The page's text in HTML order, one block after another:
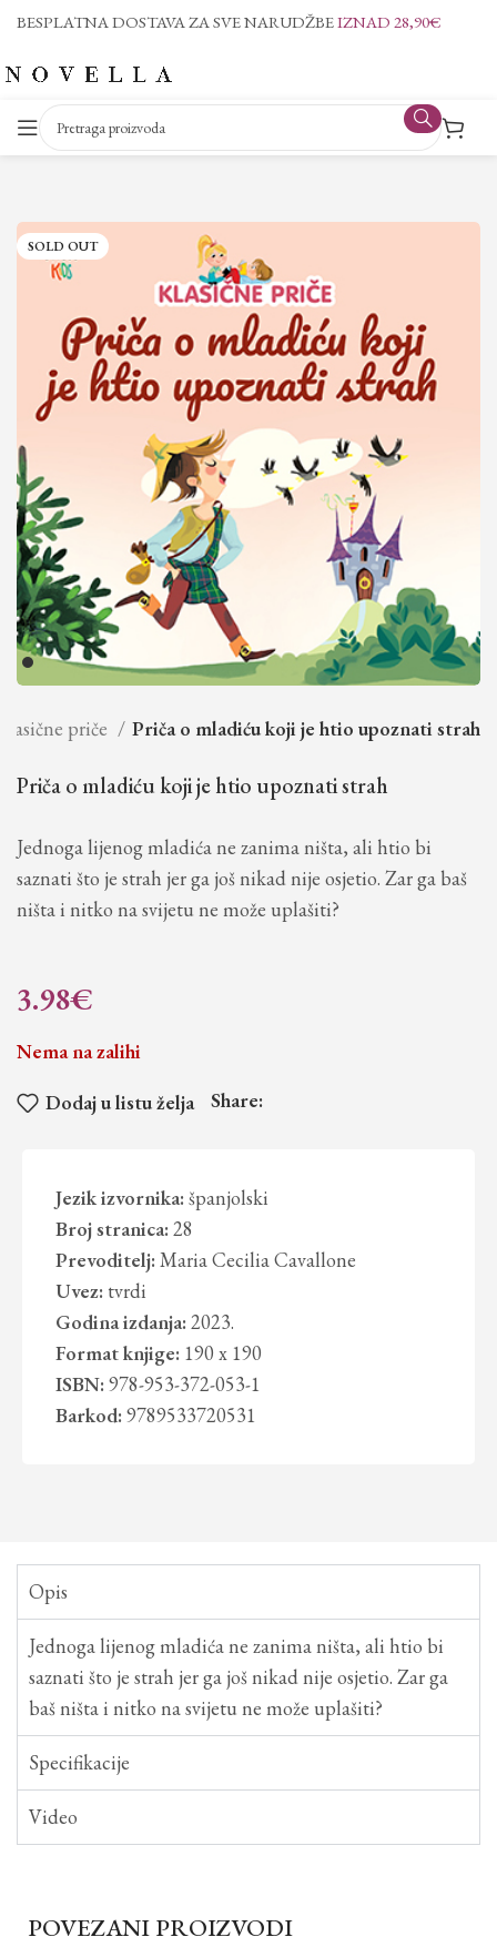
BESPLATNA DOSTAVA ZA SVE NARUDŽBEIZNAD 28,90€
SOLD OUT
priče Priča o mladiću koji je htio upoznati strah
Priča o mladiću koji je htio upoznati strah
Jednoga lijenog mladića ne zanima ništa, ali htio bi
saznati što je strah jer ga još nikad nije osjetio. Zar ga baš
ništa i nitko na svijetu ne može uplašiti?
3.98€
Nema na zalihi
Dodaj u listu želja Share:
Jezik izvornika: španjolski
Broj stranica: 28
Prevoditelj: Maria Cecilia Cavallone
Uvez: tvrdi
Godina izdanja: 2023.
Format knjige: 190 x 190
ISBN: 978-953-372-053-1
Barkod: 9789533720531
Opis
Jednoga lijenog mladića ne zanima ništa, ali htio bi
saznati što je strah jer ga još nikad nije osjetio. Zar ga
baš ništa i nitko na svijetu ne može uplašiti?
Specifikacije
Video
POVEZANI PROIZVODI